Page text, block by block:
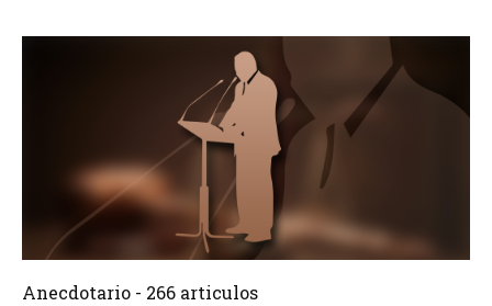
Crear 266 Articulos
Anecdotario - 266 articulos